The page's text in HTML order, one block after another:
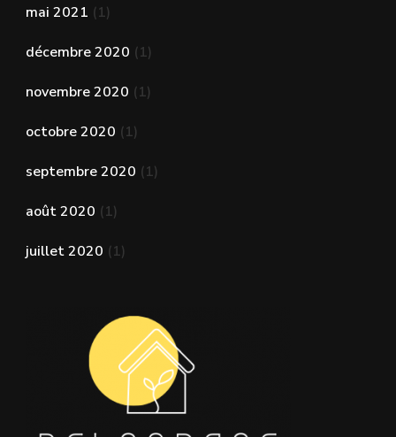
mai 2021 (1)
décembre 2020 (1)
novembre 2020 (1)
octobre 2020 (1)
septembre 2020 (1)
août 2020 (1)
juillet 2020 (1)